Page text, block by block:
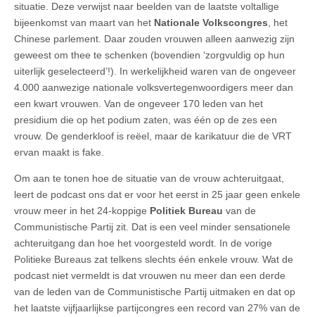
situatie. Deze verwijst naar beelden van de laatste voltallige
bijeenkomst van maart van het Nationale Volkscongres , het
Chinese parlement. Daar zouden vrouwen alleen aanwezig zijn
geweest om thee te schenken (bovendien ‘zorgvuldig op hun
uiterlijk geselecteerd’!). In werkelijkheid waren van de ongeveer
4.000 aanwezige nationale volksvertegenwoordigers meer dan
een kwart vrouwen. Van de ongeveer 170 leden van het
presidium die op het podium zaten, was één op de zes een
vrouw. De genderkloof is reëel, maar de karikatuur die de VRT
ervan maakt is fake.
Om aan te tonen hoe de situatie van de vrouw achteruitgaat,
leert de podcast ons dat er voor het eerst in 25 jaar geen enkele
vrouw meer in het 24-koppige Politiek Bureau van de
Communistische Partij zit. Dat is een veel minder sensationele
achteruitgang dan hoe het voorgesteld wordt. In de vorige
Politieke Bureaus zat telkens slechts één enkele vrouw. Wat de
podcast niet vermeldt is dat vrouwen nu meer dan een derde
van de leden van de Communistische Partij uitmaken en dat op
het laatste vijfjaarlijkse partijcongres een record van 27% van de